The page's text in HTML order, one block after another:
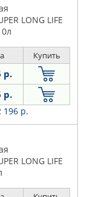
LONG LIFE
Купить
р.
р.
196 р.
LONG LIFE